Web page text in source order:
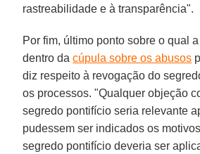
rastreabilidade e à transparência".
Por fim, último ponto sobre o qual
dentro dacúpula sobre os abusos
diz respeito à revogação do
os processos. "Qualquer objeção
segredo pontifício seria relevante
pudessem ser indicados os
segredo pontifício deveria ser